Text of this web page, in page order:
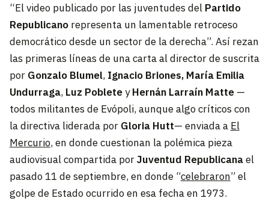
“El video publicado por las juventudes delPartido
Republicanorepresenta un lamentable retroceso
democrático desde un sector de la derecha”. Así rezan
las primeras líneas de una carta al director de suscrita
por Gonzalo Blumel,Ignacio Briones, María Emilia
Undurraga, Luz PobleteyHernán Larraín Matte—
todos militantes de Evópoli, aunque algo críticos con
la directiva liderada por Gloria Hutt— enviada a El
Mercurio, en donde cuestionan la polémica pieza
audiovisual compartida porJuventud Republicanael
pasado 11 de septiembre, en donde “celebraron” el
golpe de Estado ocurrido en esa fecha en 1973.